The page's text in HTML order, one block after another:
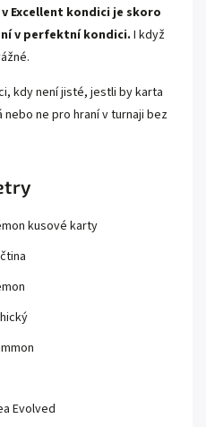
Excellent kondici je skoro
v perfektní kondici. I když
kdy není jisté, jestli by karta
ne pro hraní v turnaji bez
kusové karty
Evolved